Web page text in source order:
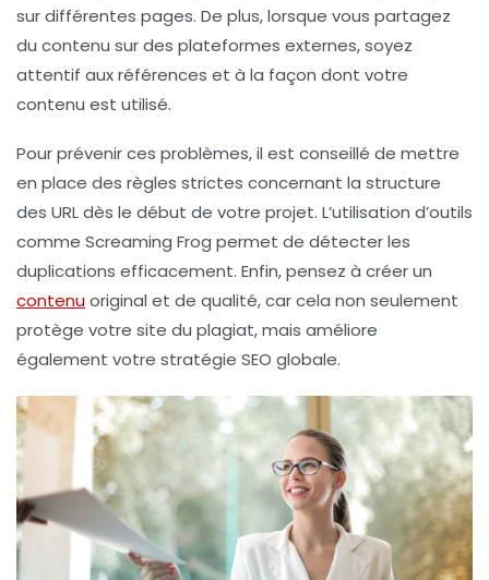
sur différentes pages. De plus, lorsque vous partagez
du contenu sur des plateformes externes, soyez
attentif auxréférences et à la façon dont votre
contenu est utilisé.
Pour prévenir ces problèmes, il est conseillé de mettre
en place des règles strictes concernant la structure
des URLdès le début de votre projet. L’utilisation d’outils
comme Screaming Frog permet de détecter les
duplications efficacement. Enfin, pensez à créer un
contenuoriginal et de qualité, car cela non seulement
protège votre site du plagiat, mais améliore
également votre stratégie SEO globale.